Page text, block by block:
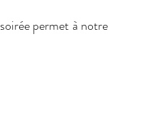
permet à notre